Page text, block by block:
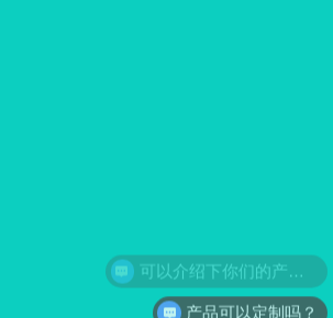
产品可以定制吗？